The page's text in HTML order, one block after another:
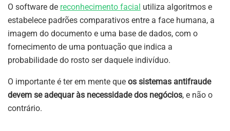
O software de reconhecimento facial utiliza algoritmos e
estabelece padrões comparativos entre a face humana, a
imagem do documento e uma base de dados, com o
fornecimento de uma pontuação que indica a
probabilidade do rosto ser daquele indivíduo.
O importante é ter em mente que os sistemas antifraude
devem se adequar às necessidade dos negócios, e não o
contrário.